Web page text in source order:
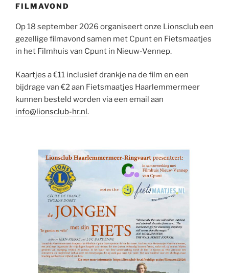
FILMAVOND
Op 18 september 2026 organiseert onze Lionsclub een
gezellige filmavond samen met Cpunt en Fietsmaatjes
in het Filmhuis van Cpunt in Nieuw-Vennep.
Kaartjes a €11 inclusief drankje na de film en een
bijdrage van €2 aan Fietsmaatjes Haarlemmermeer
kunnen besteld worden via een email aan
info@lionsclub-hr.nl .